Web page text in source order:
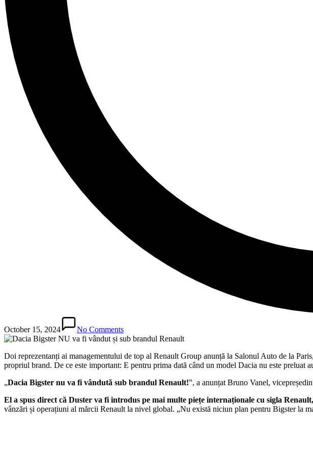
October 15, 2024 No Comments
Doi reprezentanți ai managementului de top al Renault Group anunță la Salonul Auto de la
propriul brand. De ce este important: E pentru prima dată când un model Dacia nu este preluat
„Dacia Bigster nu va fi vândută sub brandul Renault!”, a anunțat Bruno Vanel,
El a spus direct că Duster va fi introdus pe mai multe piețe internaționale cu sigla
vânzări și operațiuni al mărcii Renault la nivel global. „Nu există niciun plan pentru Bigster la